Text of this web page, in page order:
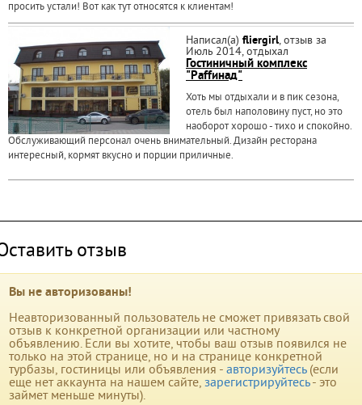
просить устали! Вот как тут относятся к клиентам!
Написал(а) fliergirl, отзыв за
Июль 2014, отдыхал
Гостиничный комплекс
"Раffинад"
Хоть мы отдыхали и в пик сезона,
отель был наполовину пуст, но это
наоборот хорошо - тихо и спокойно.
Обслуживающий персонал очень внимательный. Дизайн ресторана
интересный, кормят вкусно и порции приличные.
отзыв
Вы не авторизованы!
Неавторизованный пользователь не сможет привязать свой
отзыв к конкретной организации или частному
объявлению. Если вы хотите, чтобы ваш отзыв появился не
только на этой странице, но и на странице конкретной
турбазы, гостиницы или объявления - авторизуйтесь(если
еще нет аккаунта на нашем сайте, зарегистрируйтесь- это
займет меньше минуты).